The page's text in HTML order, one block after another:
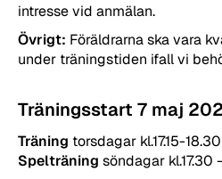
intresse vid anmälan.
Övrigt: Föräldrarna ska vara
under träningstiden ifall vi
Träningsstart 7 maj
Träning torsdagar kl.17.15-18.30
Spelträning söndagar kl.17.30